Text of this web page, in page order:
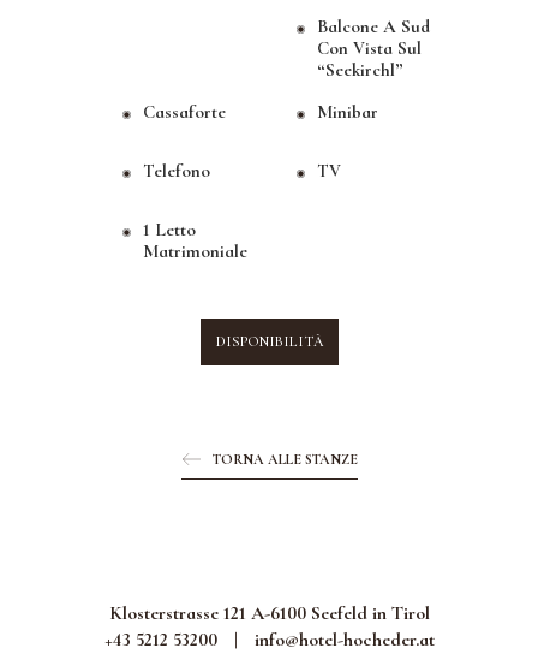
Balcone A Sud
Con Vista Sul
“Seekirchl”
Cassaforte
Minibar
Telefono TV
1 Letto
Matrimoniale
DISPONIBILITÀ
TORNA ALLE STANZE
Klosterstrasse 121 A-6100 Seefeld in Tirol
+43 5212 53200
| info@hotel-hocheder.at